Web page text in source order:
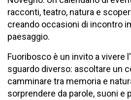
racconti, teatro, natura e
creando occasioni di incontro
paesaggio.
Fuoribosco è un invito a vivere
sguardo diverso: ascoltare un
camminare tra memoria e
sorprendere da parole, suoni e